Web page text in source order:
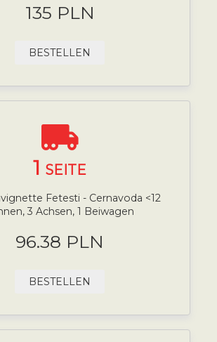
135 PLN
BESTELLEN
1 SEITE
Fetesti - Cernavoda <12
3 Achsen, 1 Beiwagen
96.38 PLN
BESTELLEN